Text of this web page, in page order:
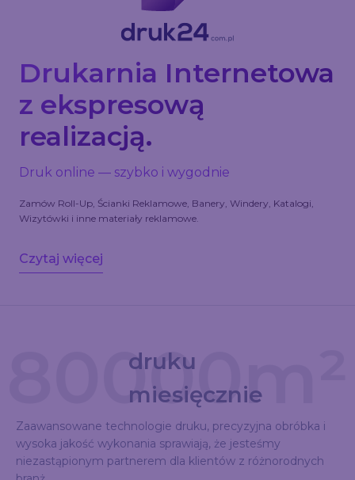
Drukarnia Internetowa
z ekspresową
realizacją.
Druk online — szybko i wygodnie
Zamów Roll-Up, Ścianki Reklamowe, Banery, Windery, Katalogi,
Wizytówki i inne materiały reklamowe.
Czytaj więcej
80000m²
druku
miesięcznie
Zaawansowane technologie druku, precyzyjna obróbka i
wysoka jakość wykonania sprawiają, że jesteśmy
niezastąpionym partnerem dla klientów z różnorodnych